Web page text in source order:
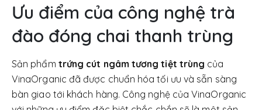
Ưu điểm của công nghệ trà
đào đóng chai thanh trùng
Sản phẩm trứng cút ngâm tương tiệt trùng của
VinaOrganic đã được chuẩn hóa tối ưu và sẵn sàng
bàn giao tới khách hàng. Công nghệ của VinaOrganic